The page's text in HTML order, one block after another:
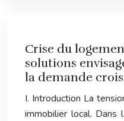
Crise du
solutions
la demande
I. Introduction La
immobilier local.